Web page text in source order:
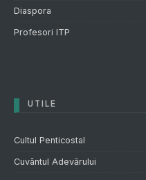
Diaspora
Profesori ITP
UTILE
Cultul Penticostal
Cuvântul Adevărului